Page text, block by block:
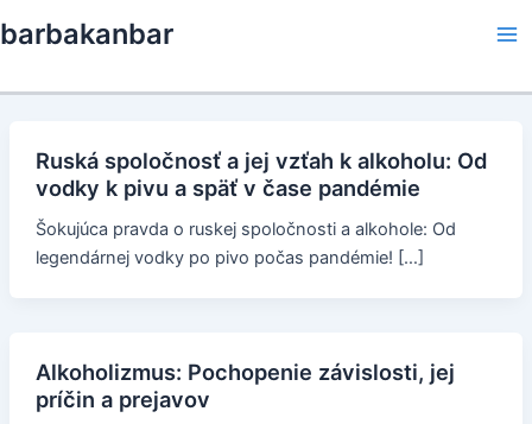
to
barbakanbar
Ruská spoločnosť a jej vzťah k alkoholu: Od
vodky k pivu a späť v čase pandémie
Šokujúca pravda o ruskej spoločnosti a alkohole: Od
legendárnej vodky po pivo počas pandémie! […]
Alkoholizmus: Pochopenie závislosti, jej
príčin a prejavov